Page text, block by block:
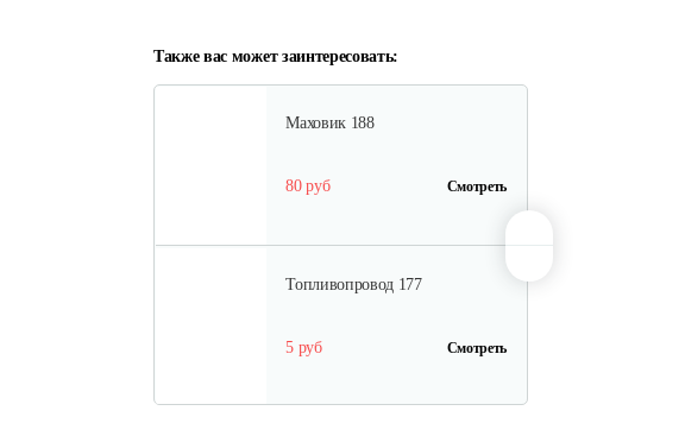
Также вас может заинтересовать:
Маховик 188
80 руб Смотреть
Топливопровод 177
5 руб Смотреть